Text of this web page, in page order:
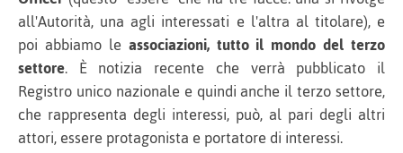
all'Autorità, una agli interessati e l'altra al titolare), e
poi abbiamo le associazioni, tutto il mondo del terzo
settore. È notizia recente che verrà pubblicato il
Registro unico nazionale e quindi anche il terzo settore,
che rappresenta degli interessi, può, al pari degli altri
attori, essere protagonista e portatore di interessi.